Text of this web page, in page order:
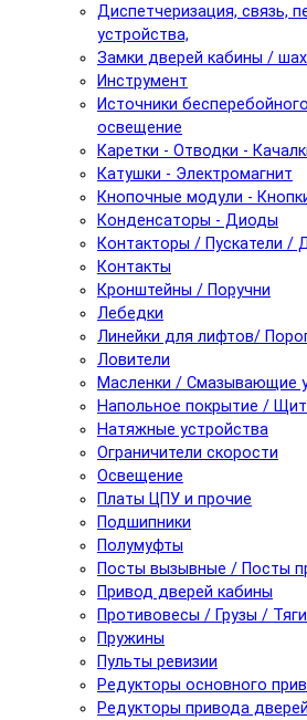
Диспетчеризация, связь,
устройства,
Замки дверей кабины /
Инструмент
Источники
освещение
Каретки - Отводки -
Катушки - Электромагнит
Кнопочные модули -
Конденсаторы - Диоды
Контакторы / Пускатели /
Контакты
Кронштейны / Поручни
Лебедки
Линейки для лифтов/
Ловители
Масленки / Смазывающие
Напольное покрытие /
Натяжные устройства
Ограничители скорости
Освещение
Платы ЦПУ и прочие
Подшипники
Полумуфты
Посты вызывные / Посты
Привод дверей кабины
Противовесы / Грузы / Тяги
Пружины
Пульты ревизии
Редукторы основного
Редукторы привода